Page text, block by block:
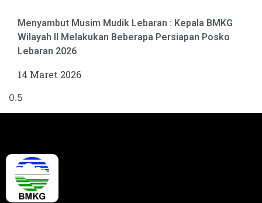
Menyambut Musim Mudik Lebaran : Kepala BMKG
Wilayah II Melakukan Beberapa Persiapan Posko
Lebaran 2026
14 Maret 2026